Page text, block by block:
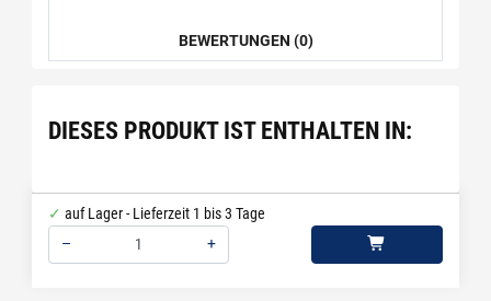
BEWERTUNGEN (0)
DIESES PRODUKT IST ENTHALTEN IN:
auf Lager - Lieferzeit 1 bis 3 Tage
–
+